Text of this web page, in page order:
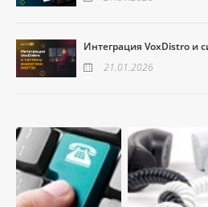
Интеграция VoxDistro и
21.01.2026